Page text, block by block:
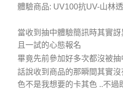
體驗商品: UV100抗UV-山林
當收到抽中體驗簡訊時其實
且一試的心態報名
畢竟先前參加好多次都沒被抽
話說收到商品的那瞬間其實
色不是我想要的卡其色 ..不過